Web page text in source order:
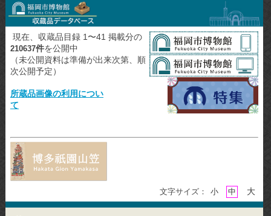
現在、収蔵品目録 1〜41 掲載分の
210637件を公開中
（未公開資料は準備が出来次第、順
次公開予定）
所蔵品画像の利用につい
て
文字サイズ： 小 中 大